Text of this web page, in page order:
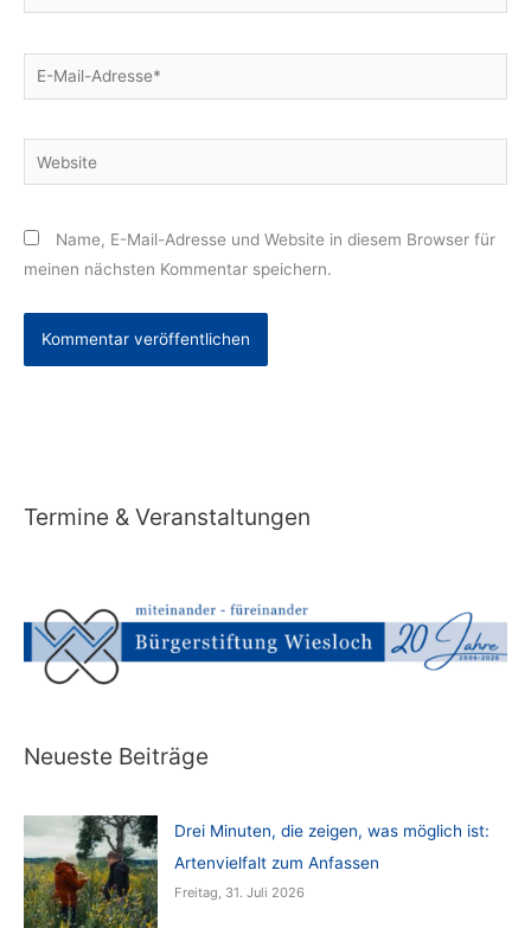
E-
Mail-
Website
Name, E-Mail-Adresse und Website in diesem Browser für
meinen nächsten Kommentar speichern.
Termine & Veranstaltungen
Neueste Beiträge
Drei Minuten, die zeigen, was möglich ist:
Artenvielfalt zum Anfassen
Freitag, 31. Juli 2026